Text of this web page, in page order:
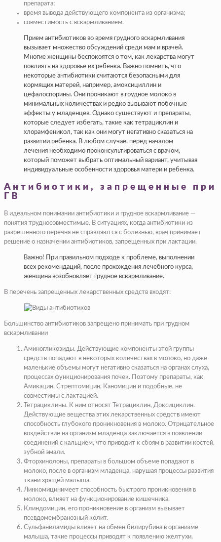
препарата;
время вывода действующего компонента из организма;
совместимость с вскармливанием.
Прием антибиотиков во время грудного вскармливания
вызывает множество обсуждений среди мам и врачей.
Многие женщины беспокоятся о том, как лекарства могут
повлиять на здоровье их ребенка. Важно помнить, что
некоторые антибиотики считаются безопасными для
кормящих матерей, например, амоксициллин и
цефалоспорины. Они проникают в грудное молоко в
минимальных количествах и редко вызывают побочные
эффекты у младенцев. Однако существуют и препараты,
которые следует избегать, такие как тетрациклин и
хлорамфеникол, так как они могут негативно сказаться на
развитии ребенка. В любом случае, перед началом
лечения необходимо проконсультироваться с врачом,
который поможет выбрать оптимальный вариант, учитывая
индивидуальные особенности здоровья матери и ребенка.
Антибиотики, запрещенные при
ГВ
В идеальном понимании антибиотики и грудное вскармливание —
понятия трудносовместимые. В ситуациях, когда антибиотики из
разрешенного перечня не справляются с болезнью, врач принимает
решение о назначении антибиотиков, запрещенных при лактации.
Важно! При правильном подходе к проблеме, выполнении
всех рекомендаций, после прохождения лечебного курса,
женщина возобновляет грудное вскармливание.
В перечень запрещенных лекарственных средств входят:
Большинство антибиотиков запрещено принимать при грудном
вскармливании
Аминогликозиды. Действующие компоненты этой группы
средств попадают в некоторых количествах в молоко, но даже
маленькие объемы могут негативно сказаться на органах слуха,
процессах функционирования почек. Поэтому препараты, как
Амикацин, Стрептомицин, Каномицин и подобные, не
совместимы с лактацией.
Тетрациклины. К ним относят Тетрациклин, Доксициклин.
Действующие вещества этих лекарственных средств имеют
способность глубокого проникновения в молоко. Отрицательное
воздействие на организм младенца заключается в появлении
соединений с кальцием, что приводит к сбоям в развитии костей,
зубной эмали.
Фторхинолоны, препараты в большом объеме попадают в
молоко, после в организм младенца, нарушая процессы развития
ткани хрящей малыша.
Линкомицинимеет способность быстрого проникновения в
молоко, влияет на функционирование кишечника.
Клиндомицин, его проникновение в организм вызывает
псевдомембранозный колит.
Сульфаниламиды влияет на обмен билирубина в организме
малыша, такие процессы приводят к появлению желтухи.